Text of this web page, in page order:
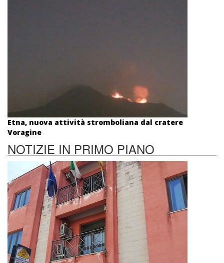
Etna, nuova attività stromboliana dal cratere
Voragine
NOTIZIE IN PRIMO PIANO